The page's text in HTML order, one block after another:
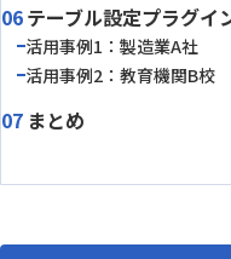
テーブル設定プラグイ
活用事例1：製造業A社
活用事例2：教育機関B校
まとめ